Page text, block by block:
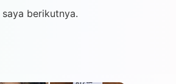
berikutnya.